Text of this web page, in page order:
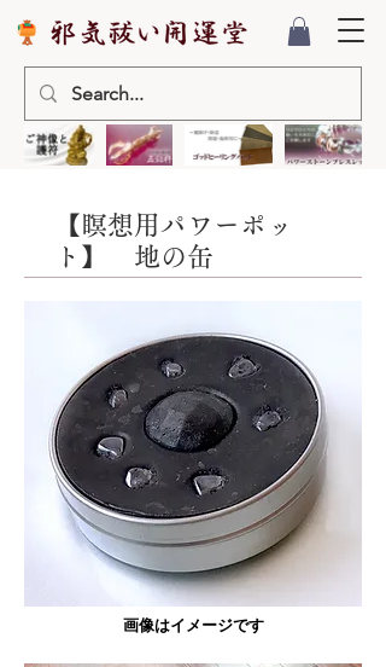
【瞑想用パワーポッ
ト】 地の缶
​画像はイメージです